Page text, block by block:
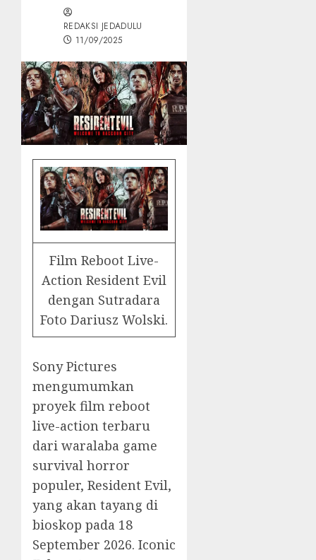
REDAKSI JEDADULU
11/09/2025
Film Reboot Live-
Action Resident Evil
dengan Sutradara
Foto Dariusz Wolski.
Sony Pictures
mengumumkan
proyek film reboot
live-action terbaru
dari waralaba game
survival horror
populer, Resident Evil,
yang akan tayang di
bioskop pada 18
September 2026. Iconic